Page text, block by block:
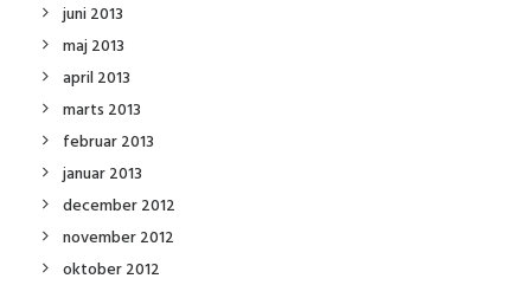
juni 2013
maj 2013
april 2013
marts 2013
februar 2013
januar 2013
december 2012
november 2012
oktober 2012